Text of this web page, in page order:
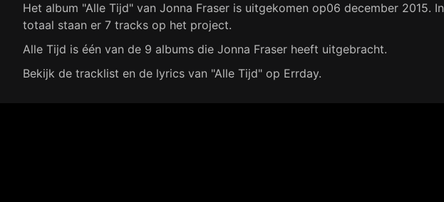
Het album "Alle Tijd" van Jonna Fraser is uitgekomen op06 december 2015. In
totaal staan er 7 tracks op het project.
Alle Tijd is één van de 9 albums die Jonna Fraser heeft uitgebracht.
Bekijk de tracklist en de lyrics van "Alle Tijd" op Errday.